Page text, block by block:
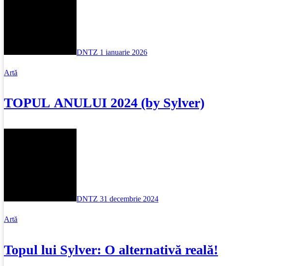
DNTZ 1 ianuarie 2026
Artă
TOPUL ANULUI 2024 (by Sylver)
DNTZ 31 decembrie 2024
Artă
Topul lui Sylver: O alternativă reală!